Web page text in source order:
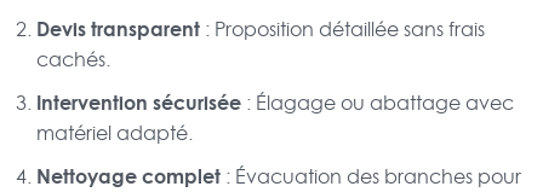
Devis transparent : Proposition détaillée sans frais
cachés.
Intervention sécurisée : Élagage ou abattage avec
matériel adapté.
Nettoyage complet : Évacuation des branches pour